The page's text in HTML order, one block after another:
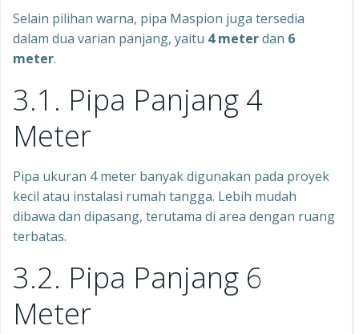
Selain pilihan warna, pipa Maspion juga tersedia
dalam dua varian panjang, yaitu 4 meterdan 6
meter.
3.1. Pipa Panjang 4
Meter
Pipa ukuran 4 meter banyak digunakan pada proyek
kecil atau instalasi rumah tangga. Lebih mudah
dibawa dan dipasang, terutama di area dengan ruang
terbatas.
3.2. Pipa Panjang 6
Meter